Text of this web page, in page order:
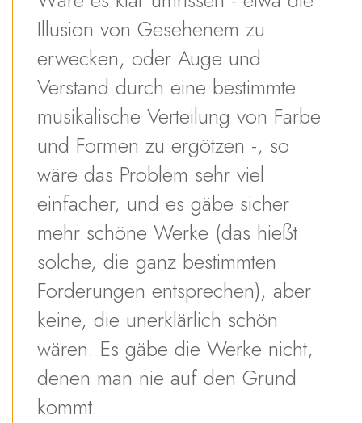
Illusion von Gesehenem zu
erwecken, oder Auge und
Verstand durch eine bestimmte
musikalische Verteilung von Farbe
und Formen zu ergötzen -, so
wäre das Problem sehr viel
einfacher, und es gäbe sicher
mehr schöne Werke (das hießt
solche, die ganz bestimmten
Forderungen entsprechen), aber
keine, die unerklärlich schön
wären. Es gäbe die Werke nicht,
denen man nie auf den Grund
kommt.